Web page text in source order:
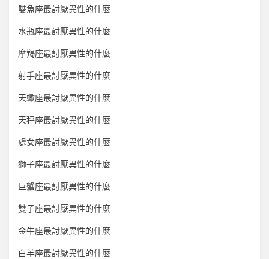
雙魚座最討厭異性的什麼
水瓶座最討厭異性的什麼
摩羯座最討厭異性的什麼
射手座最討厭異性的什麼
天蠍座最討厭異性的什麼
天秤座最討厭異性的什麼
處女座最討厭異性的什麼
獅子座最討厭異性的什麼
巨蟹座最討厭異性的什麼
雙子座最討厭異性的什麼
金牛座最討厭異性的什麼
白羊座最討厭異性的什麼